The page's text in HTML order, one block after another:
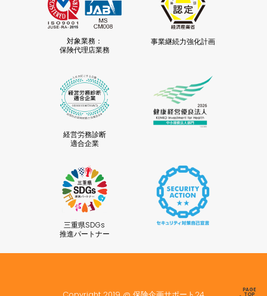
対象業務：
保険代理店業務
事業継続力強化計画
経営労務診断
適合企業
三重県SDGs
推進パートナー
PAGE
TOP